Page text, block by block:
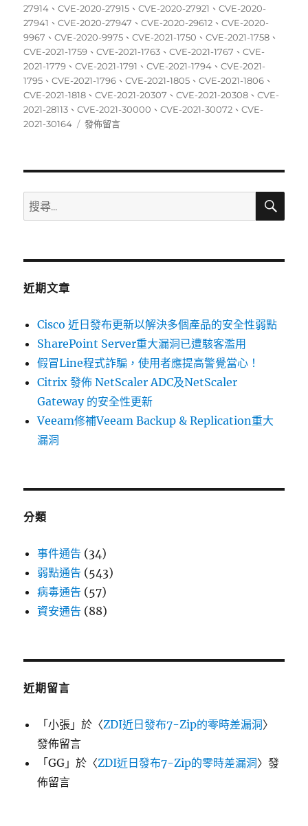
日
期:
27914 、CVE-2020-27915 、CVE-2020-27921 、CVE-2020-
27941 、CVE-2020-27947 、CVE-2020-29612 、CVE-2020-
9967 、CVE-2020-9975 、CVE-2021-1750 、CVE-2021-1758 、
CVE-2021-1759 、CVE-2021-1763 、CVE-2021-1767 、CVE-
2021-1779 、CVE-2021-1791 、CVE-2021-1794 、CVE-2021-
1795 、CVE-2021-1796 、CVE-2021-1805 、CVE-2021-1806 、
CVE-2021-1818 、CVE-2021-20307 、CVE-2021-20308 、CVE-
2021-28113 、CVE-2021-30000 、CVE-2021-30072 、CVE-
2021-30164
在
點
脅
發佈留言
搜
尋
鍵
搜
近期文章
Cisco 近日發布更新以解決多個產品的安全性弱點
SharePoint Server重大漏洞已遭駭客濫用
假冒Line程式詐騙，使用者應提高警覺當心！
Citrix 發佈 NetScaler ADC及NetScaler
Gateway 的安全性更新
Veeam修補Veeam Backup & Replication重大
漏洞
分類
事件通告 (34)
弱點通告 (543)
病毒通告 (57)
資安通告 (88)
近期留言
「小張 」於〈ZDI近日發布7-Zip的零時差漏洞〉
發佈留言
「GG 」於〈ZDI近日發布7-Zip的零時差漏洞〉發
佈留言